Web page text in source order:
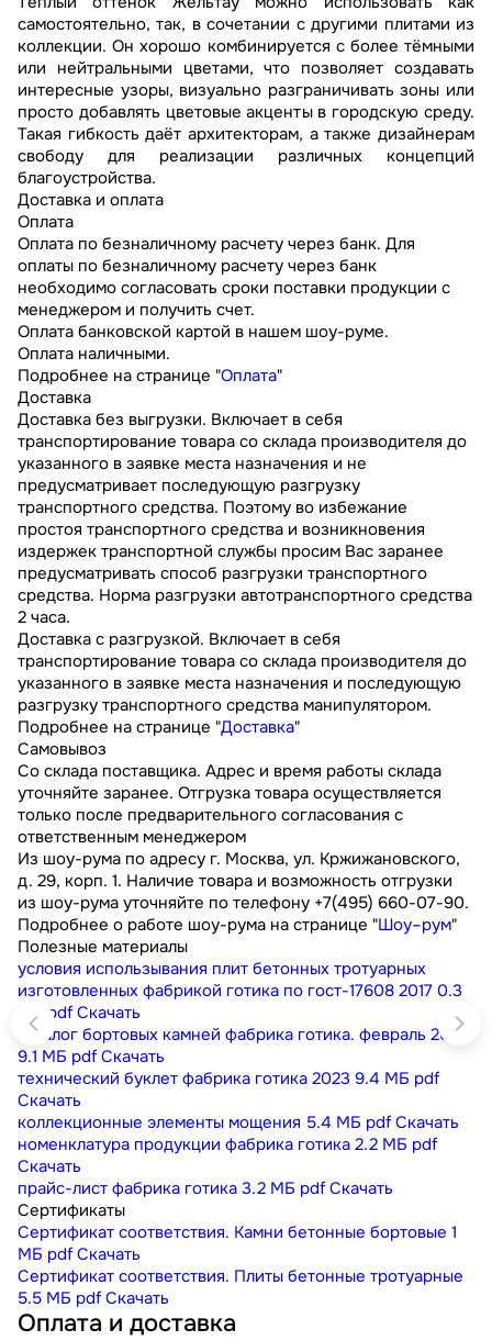
самостоятельно, так, в сочетании с другими плитами из
коллекции. Он хорошо комбинируется с более тёмными
или нейтральными цветами, что позволяет создавать
интересные узоры, визуально разграничивать зоны или
просто добавлять цветовые акценты в городскую среду.
Такая гибкость даёт архитекторам, а также дизайнерам
свободу для реализации различных концепций
благоустройства.
Доставка и оплата
Оплата
Оплата по безналичному расчету через банк. Для
оплаты по безналичному расчету через банк
необходимо согласовать сроки поставки продукции с
менеджером и получить счет.
Оплата банковской картой в нашем шоу-руме.
Оплата наличными.
Подробнее на странице "Оплата"
Доставка
Доставка без выгрузки. Включает в себя
транспортирование товара со склада производителя до
указанного в заявке места назначения и не
предусматривает последующую разгрузку
транспортного средства. Поэтому во избежание
простоя транспортного средства и возникновения
издержек транспортной службы просим Вас заранее
предусматривать способ разгрузки транспортного
средства. Норма разгрузки автотранспортного средства
2 часа.
Доставка с разгрузкой. Включает в себя
транспортирование товара со склада производителя до
указанного в заявке места назначения и последующую
разгрузку транспортного средства манипулятором.
Подробнее на странице "Доставка"
Самовывоз
Со склада поставщика. Адрес и время работы склада
уточняйте заранее. Отгрузка товара осуществляется
только после предварительного согласования с
ответственным менеджером
Из шоу-рума по адресу г. Москва, ул. Кржижановского,
д. 29, корп. 1. Наличие товара и возможность отгрузки
из шоу-рума уточняйте по телефону +7(495) 660-07-90.
Подробнее о работе шоу-рума на странице "Шоу–рум"
Полезные материалы
условия использывания плит бетонных тротуарных
изготовленных фабрикой готика по гост-17608 2017 0.3
МБ pdf Скачать
каталог бортовых камней фабрика готика. февраль 2023
9.1 МБ pdf Скачать
технический буклет фабрика готика 2023 9.4 МБ pdf
Скачать
коллекционные элементы мощения 5.4 МБ pdf Скачать
номенклатура продукции фабрика готика 2.2 МБ pdf
Скачать
прайс-лист фабрика готика 3.2 МБ pdf Скачать
Сертификаты
Сертификат соответствия. Камни бетонные бортовые 1
МБ pdf Скачать
Сертификат соответствия. Плиты бетонные тротуарные
5.5 МБ pdf Скачать
Оплата и доставка